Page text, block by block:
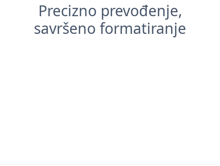
Precizno prevođenje,
savršeno formatiranje